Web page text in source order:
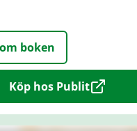
boken
Köp hos Publit